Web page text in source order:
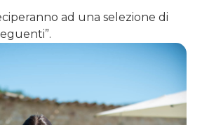
ad una selezione di